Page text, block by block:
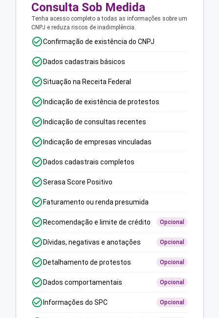
Consulta Sob Medida
Tenha acesso completo a todas as informações sobre um
CNPJ e reduza riscos de inadimplência.
Confirmação de existência do CNPJ
Dados cadastrais básicos
Situação na Receita Federal
Indicação de existência de protestos
Indicação de consultas recentes
Indicação de empresas vinculadas
Dados cadastrais completos
Serasa Score Positivo
Faturamento ou renda presumida
Recomendação e limite de crédito Opcional
Dívidas, negativas e anotações Opcional
Detalhamento de protestos Opcional
Dados comportamentais Opcional
Informações do SPC Opcional